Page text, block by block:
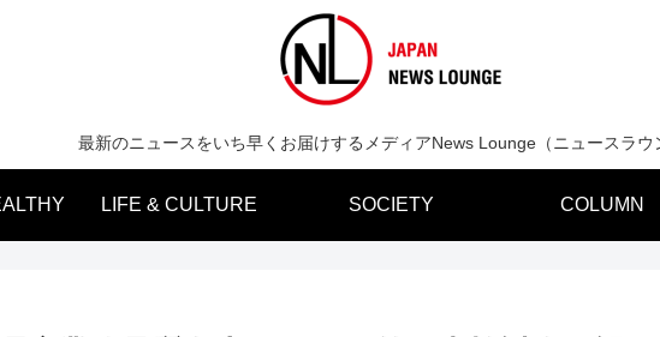
最新のニュースをいち早くお届けするメディアNews Lounge（ニュースラウ
LIFE & CULTURE SOCIETY COLUMN